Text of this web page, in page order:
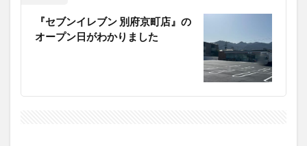
『セブンイレブン 別府京町店』の
オープン日がわかりました